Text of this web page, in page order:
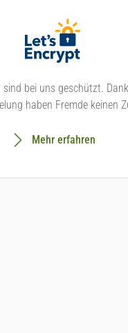
sind bei uns geschützt.
haben Fremde keinen
Mehr erfahren